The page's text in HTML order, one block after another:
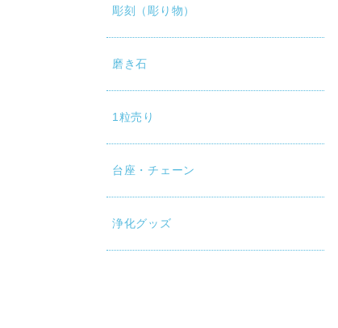
彫刻（彫り物）
磨き石
1粒売り
台座・チェーン
浄化グッズ